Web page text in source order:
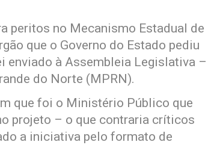
peritos no Mecanismo Estadual de
que o Governo do Estado pediu
enviado à Assembleia Legislativa –
do Norte (MPRN).
que foi o Ministério Público que
projeto – o que contraria críticos
a iniciativa pelo formato de